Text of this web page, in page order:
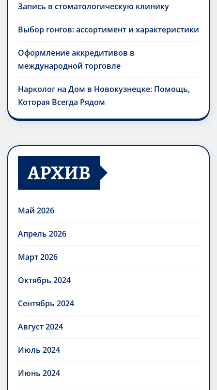
Запись в стоматологическую клинику
Выбор гонгов: ассортимент и характеристики
Оформление аккредитивов в
международной торговле
Нарколог на Дом в Новокузнецке: Помощь,
Которая Всегда Рядом
АРХИВ
Май 2026
Апрель 2026
Март 2026
Октябрь 2024
Сентябрь 2024
Август 2024
Июль 2024
Июнь 2024